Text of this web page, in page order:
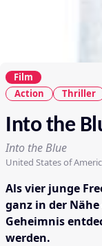
Film
Action
Thriller
Into the
Into the Blue
United States of
Als vier junge
ganz in der
Geheimnis
werden.